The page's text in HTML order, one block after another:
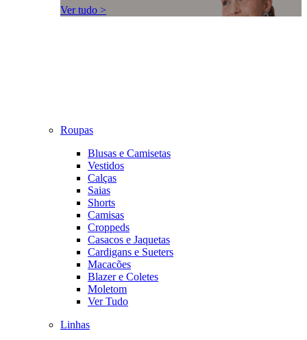
Ver tudo >
Roupas
Blusas e Camisetas
Vestidos
Calças
Saias
Shorts
Camisas
Croppeds
Casacos e Jaquetas
Cardigans e Sueters
Macacões
Blazer e Coletes
Moletom
Ver Tudo
Linhas